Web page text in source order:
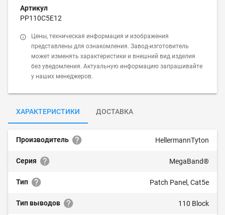
Артикул
PP110C5E12
Цены, техническая информация и изображения
представлены для ознакомления. Завод-изготовитель
может изменять характеристики и внешний вид изделия
без уведомления. Актуальную информацию запрашивайте
у наших менеджеров.
ХАРАКТЕРИСТИКИ ДОСТАВКА
Производитель HellermannTyton
Серия MegaBand®
Тип Patch Panel, Cat5e
Тип выводов 110 Block